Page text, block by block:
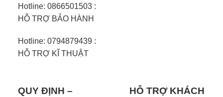
Hotline: 0866501503 :
HỖ TRỢ BẢO HÀNH
Hotline: 0794879439 :
HỖ TRỢ KĨ THUẬT
QUY ĐỊNH –
HỖ TRỢ KHÁCH